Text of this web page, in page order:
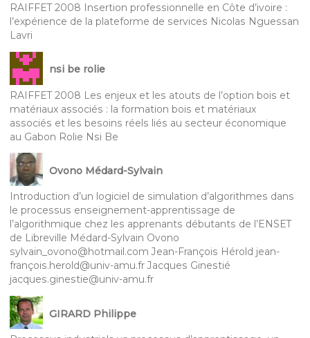
RAIFFET 2008 Insertion professionnelle en Côte d’ivoire :
l’expérience de la plateforme de services Nicolas Nguessan
Lavri
nsi be rolie
RAIFFET 2008 Les enjeux et les atouts de l’option bois et
matériaux associés : la formation bois et matériaux
associés et les besoins réels liés au secteur économique
au Gabon Rolie Nsi Be
Ovono Médard-Sylvain
Introduction d’un logiciel de simulation d’algorithmes dans
le processus enseignement-apprentissage de
l’algorithmique chez les apprenants débutants de l’ENSET
de Libreville Médard-Sylvain Ovono
sylvain_ovono@hotmail.com Jean-François Hérold jean-
françois.herold@univ-amu.fr Jacques Ginestié
jacques.ginestie@univ-amu.fr
GIRARD Philippe